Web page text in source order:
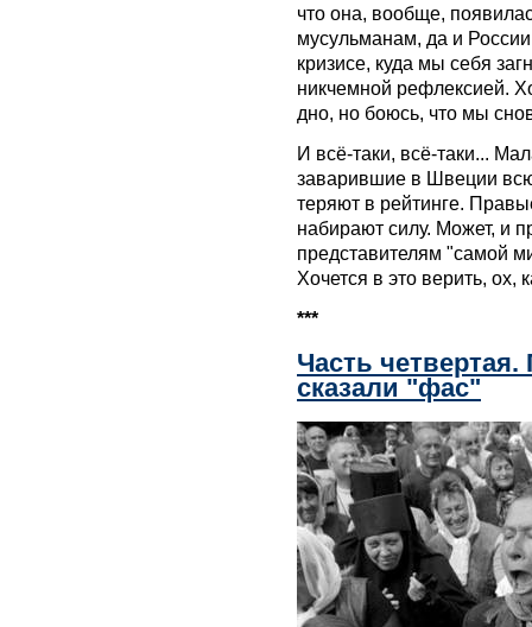
что она, вообще,
мусульманам, да и
кризисе, куда мы себя
никчемной рефлексией.
дно, но боюсь, что мы
И всё-таки, всё-таки...
заварившие в Швеции
теряют в рейтинге.
набирают силу. Может, и
представителям "самой
Хочется в это верить, ох,
***
Часть
сказали "фас"